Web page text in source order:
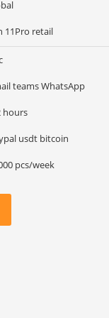
11Pro retail
teams WhatsApp
hours
paypal usdt bitcoin
pcs/week